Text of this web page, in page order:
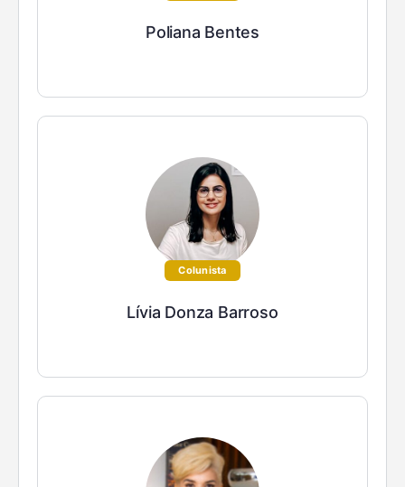
Poliana Bentes
Colunista
Lívia Donza Barroso